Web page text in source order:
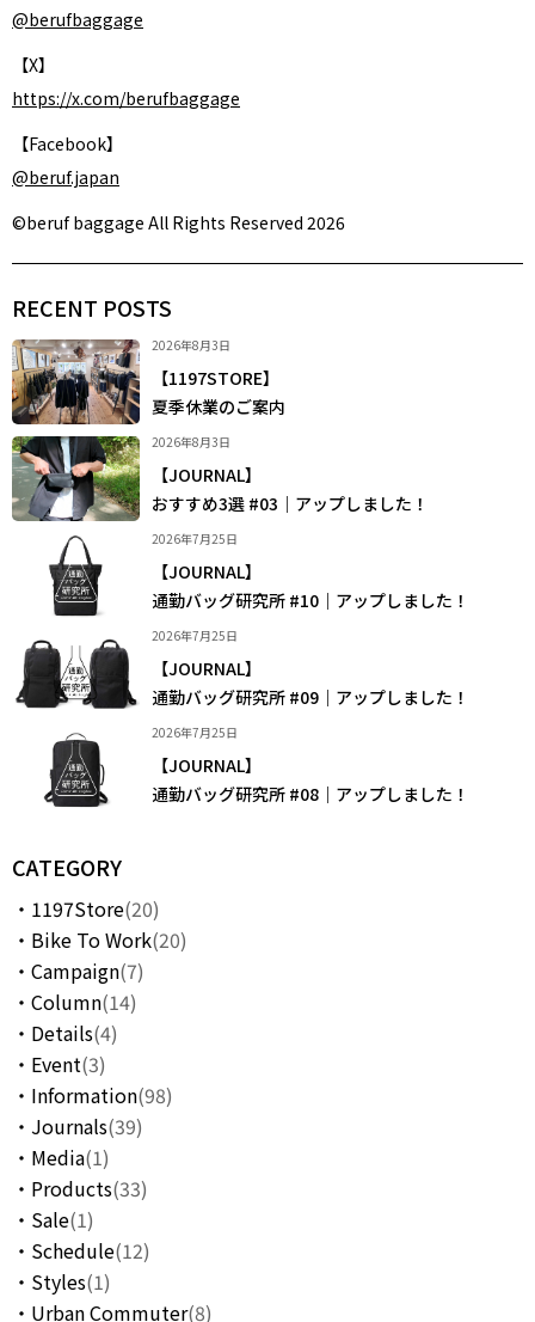
@berufbaggage
【X】
https://x.com/berufbaggage
【Facebook】
@beruf.japan
©beruf baggage All Rights Reserved 2026
RECENT POSTS
2026年8月3日
【1197STORE】
夏季休業のご案内
2026年8月3日
【JOURNAL】
おすすめ3選 #03｜アップしました！
2026年7月25日
【JOURNAL】
通勤バッグ研究所 #10｜アップしました！
2026年7月25日
【JOURNAL】
通勤バッグ研究所 #09｜アップしました！
2026年7月25日
【JOURNAL】
通勤バッグ研究所 #08｜アップしました！
CATEGORY
1197Store(20)
Bike To Work(20)
Campaign(7)
Column(14)
Details(4)
Event(3)
Information(98)
Journals(39)
Media(1)
Products(33)
Sale(1)
Schedule(12)
Styles(1)
Urban Commuter(8)